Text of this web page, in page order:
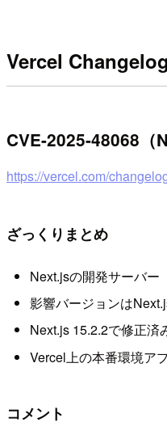
Vercel
CVE-2025-48068（
https://vercel.com/
ざっくりまとめ
Next.jsの開発サーバー
影響バージョンは
Next.js 15.2.2で修正済
Vercel上の本番環境ア
コメント